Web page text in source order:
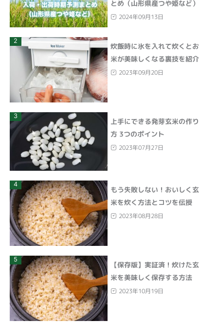
とめ（山形県産つや姫など）
2024年09月13日
2
炊飯時に氷を入れて炊くとお
米が美味しくなる裏技を紹介
2023年09月20日
3
上手にできる発芽玄米の作り
方 3つのポイント
2023年07月27日
4
もう失敗しない！おいしく玄
米を炊く方法とコツを伝授
2023年08月28日
5
【保存版】実証済！炊けた玄
米を美味しく保存する方法
2023年10月19日